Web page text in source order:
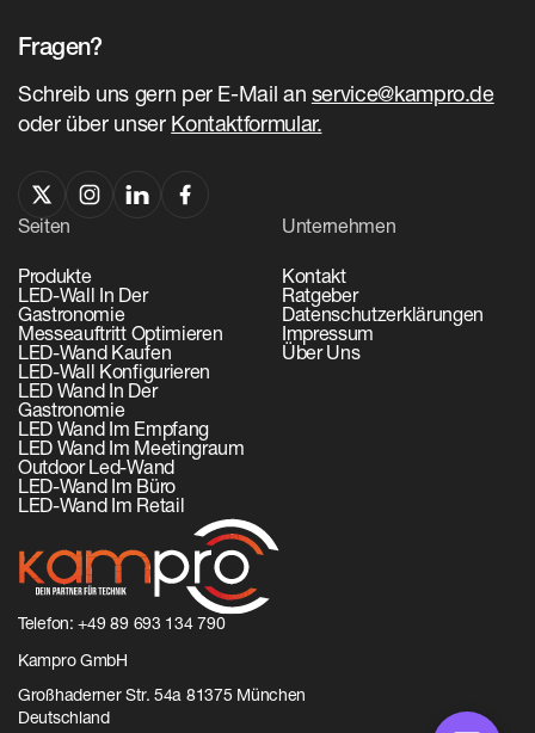
Fragen?
Schreib uns gern per E-Mail an service@kampro.de
oder über unser Kontaktformular.
Seiten
Produkte
LED-Wall In Der
Gastronomie
Messeauftritt Optimieren
LED-Wand Kaufen
LED-Wall Konfigurieren
LED Wand In Der
Gastronomie
LED Wand Im Empfang
LED Wand Im Meetingraum
Outdoor Led-Wand
LED-Wand Im Büro
LED-Wand Im Retail
Unternehmen
Kontakt
Ratgeber
Datenschutzerklärungen
Impressum
Über Uns
Telefon: ‬+49 89 693 134 790‬
‬Kampro GmbH
Großhaderner Str. 54a 81375 München
Deutschland